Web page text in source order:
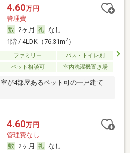
4.60万円
管理費-
2ヶ月
なし
1階 / 4LDK（76.31m2）
ファミリー
バス・トイレ別
ペット相談可 室内洗濯機置き場
が4部屋あるペット可の一戸建て
4.60万円
管理費なし
2ヶ月
なし